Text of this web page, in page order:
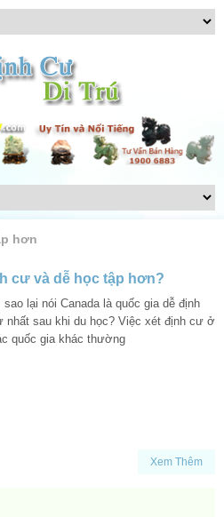
hơn
cư và dễ học tập hơn?
sao lại nói Canada là quốc gia dễ định
nhất sau khi du học? Việc xét định cư ở
quốc gia khác thường
Xem Thêm